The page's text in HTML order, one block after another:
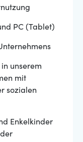
PC (Tablet)
unserem
mit
sozialen
Enkelkinder